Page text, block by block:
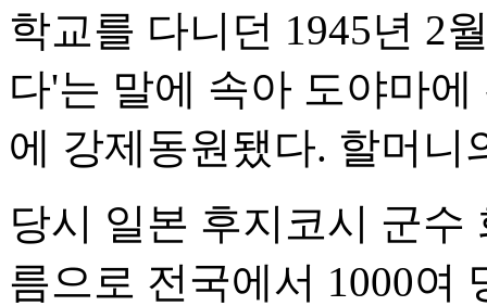
학교를 다니던 1945년 2
다'는 말에 속아 도야마
에 강제동원됐다. 할머니
당시 일본 후지코시 군
름으로 전국에서 1000여